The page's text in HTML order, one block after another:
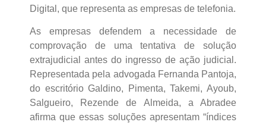
Digital, que representa as empresas de telefonia.
As empresas defendem a necessidade de
comprovação de uma tentativa de solução
extrajudicial antes do ingresso de ação judicial.
Representada pela advogada Fernanda Pantoja,
do escritório Galdino, Pimenta, Takemi, Ayoub,
Salgueiro, Rezende de Almeida, a Abradee
afirma que essas soluções apresentam “índices